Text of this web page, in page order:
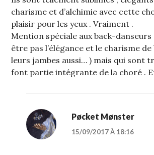
charisme et d’alchimie avec cette
plaisir pour les yeux . Vraiment .
Mention spéciale aux back-danseurs
être pas l’élégance et le charisme de
leurs jambes aussi… ) mais qui sont
font partie intégrante de la choré .
Pøcket Mønster
15/09/2017 À 18:16